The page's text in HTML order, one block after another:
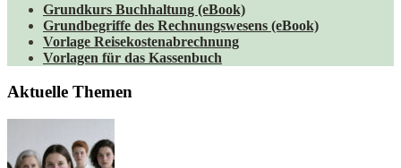
Grundkurs Buchhaltung (eBook)
Grundbegriffe des Rechnungswesens (eBook)
Vorlage Reisekostenabrechnung
Vorlagen für das Kassenbuch
Aktuelle Themen